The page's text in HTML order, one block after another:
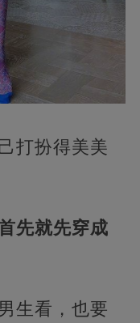
打扮得美美
先就先穿成
生看，也要